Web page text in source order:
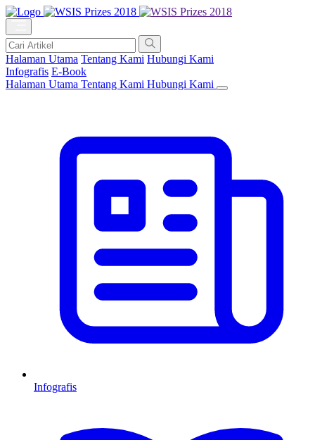
Halaman Utama Tentang Kami Hubungi Kami
Infografis E-Book
Halaman Utama Tentang Kami Hubungi Kami
Infografis